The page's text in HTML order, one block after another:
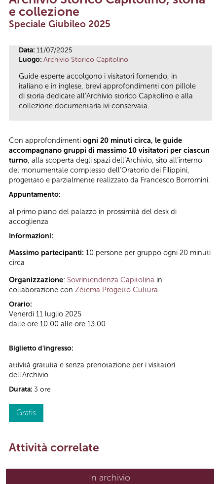
e collezione
Speciale Giubileo 2025
Data: 11/07/2025
Luogo: Archivio Storico Capitolino
Guide esperte accolgono i visitatori fornendo, in
italiano e in inglese, brevi approfondimenti con pillole
di storia dedicate all’Archivio storico Capitolino e alla
collezione documentaria ivi conservata.
Con approfondimenti ogni 20 minuti circa, le guide
accompagnano gruppi di massimo 10 visitatori per ciascun
turno, alla scoperta degli spazi dell’Archivio, sito all’interno
del monumentale complesso dell’Oratorio dei Filippini,
progettato e parzialmente realizzato da Francesco Borromini.
Appuntamento:
al primo piano del palazzo in prossimità del desk di
accoglienza
Informazioni:
Massimo partecipanti: 10 persone per gruppo ogni 20 minuti
circa
Organizzazione: Sovrintendenza Capitolina in
collaborazione con Zètema Progetto Cultura
Orario:
Venerdì 11 luglio 2025
dalle ore 10.00 alle ore 13.00
Biglietto d'ingresso:
attività gratuita e senza prenotazione per i visitatori
dell'Archivio
Durata: 3 ore
Gratis
Attività correlate
In archivio